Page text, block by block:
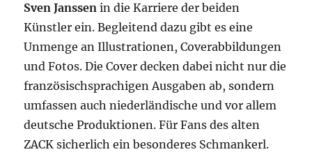
Sven Janssen in die Karriere der beiden
Künstler ein. Begleitend dazu gibt es eine
Unmenge an Illustrationen, Coverabbildungen
und Fotos. Die Cover decken dabei nicht nur die
französischsprachigen Ausgaben ab, sondern
umfassen auch niederländische und vor allem
deutsche Produktionen. Für Fans des alten
ZACK sicherlich ein besonderes Schmankerl.